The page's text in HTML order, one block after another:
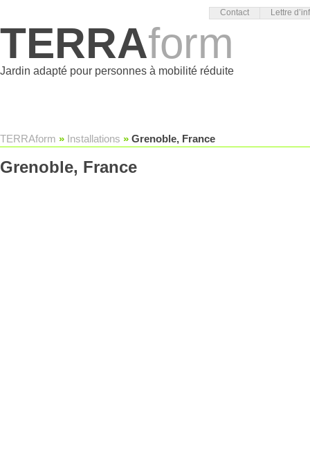
Contact Lettre
TERRAform
Jardin adapté pour personnes à mobilité réduite
TERRAform » Installations » Grenoble, France
Grenoble, France